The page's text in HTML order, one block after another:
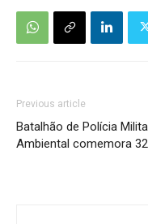
Previous article
Batalhão de Polícia
Ambiental comemora